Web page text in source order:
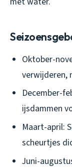
Oktober-
verwijderen,
December-
ijsdammen
Maart-april:
scheurtjes
Juni-